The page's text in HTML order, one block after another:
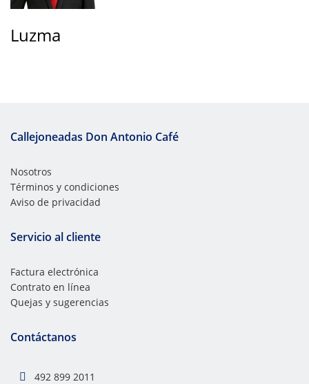
Luzma
Callejoneadas Don Antonio Café
Nosotros
Términos y condiciones
Aviso de privacidad
Servicio al cliente
Factura electrónica
Contrato en línea
Quejas y sugerencias
Contáctanos
492 899 2011